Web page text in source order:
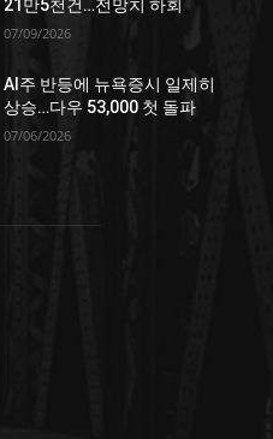
21만5천건…전망치 하회
07/09/2026
AI주 반등에 뉴욕증시 일제히
상승…다우 53,000 첫 돌파
07/06/2026